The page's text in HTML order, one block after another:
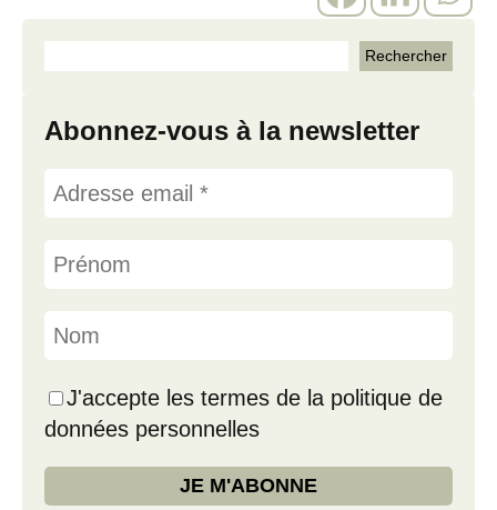
Abonnez-vous à la newsletter
J'accepte les termes de la politique de
données personnelles